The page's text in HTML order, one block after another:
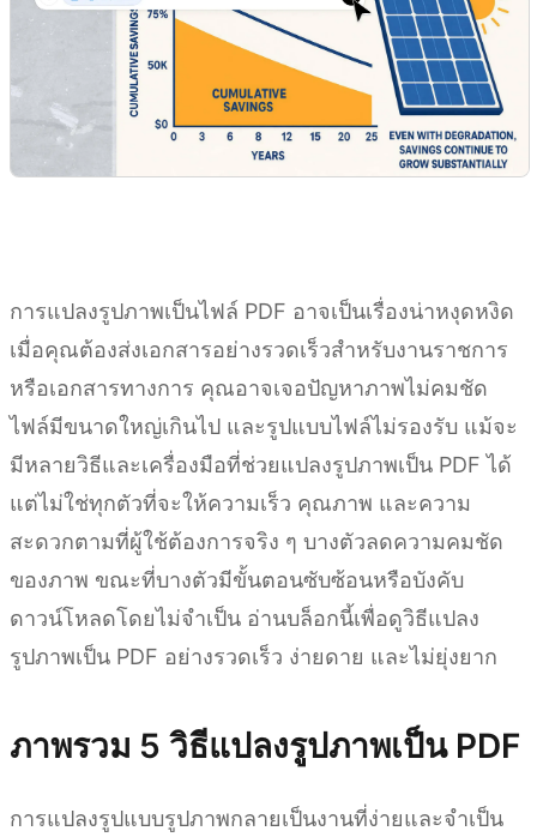
การแปลงรูปภาพเป็นไฟล์ PDF อาจเป็นเรื่องน่าหงุดหงิด
เมื่อคุณต้องส่งเอกสารอย่างรวดเร็วสำหรับงานราชการ
หรือเอกสารทางการ คุณอาจเจอปัญหาภาพไม่คมชัด
ไฟล์มีขนาดใหญ่เกินไป และรูปแบบไฟล์ไม่รองรับ แม้จะ
มีหลายวิธีและเครื่องมือที่ช่วยแปลงรูปภาพเป็น PDF ได้
แต่ไม่ใช่ทุกตัวที่จะให้ความเร็ว คุณภาพ และความ
สะดวกตามที่ผู้ใช้ต้องการจริง ๆ บางตัวลดความคมชัด
ของภาพ ขณะที่บางตัวมีขั้นตอนซับซ้อนหรือบังคับ
ดาวน์โหลดโดยไม่จำเป็น อ่านบล็อกนี้เพื่อดูวิธีแปลง
รูปภาพเป็น PDF อย่างรวดเร็ว ง่ายดาย และไม่ยุ่งยาก
ภาพรวม 5 วิธีแปลงรูปภาพเป็น PDF
การแปลงรูปแบบรูปภาพกลายเป็นงานที่ง่ายและจำเป็น